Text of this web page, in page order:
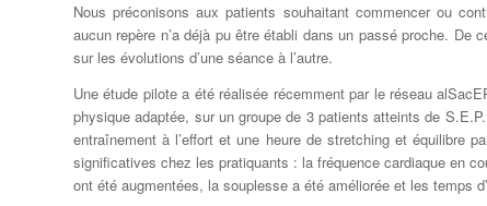
Nous préconisons aux patients souhaitant commencer ou
aucun repère n’a déjà pu être établi dans un passé proche.
sur les évolutions d’une séance à l’autre.
Une étude pilote a été réalisée récemment par le réseau
physique adaptée, sur un groupe de 3 patients atteints de
entraînement à l’effort et une heure de stretching et équilibre
significatives chez les pratiquants : la fréquence cardiaque en
ont été augmentées, la souplesse a été améliorée et les temps